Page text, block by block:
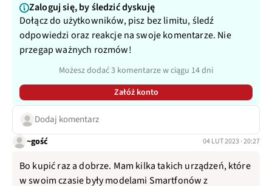
Zaloguj się, by śledzić dyskuję
Dołącz do użytkowników, pisz bez limitu, śledź
odpowiedzi oraz reakcje na swoje komentarze. Nie
przegap ważnych rozmów!
Możesz dodać 3 komentarze w ciągu 14 dni
Załóż konto
Dodaj komentarz
~gość 04 LUT 2023 · 20:27
Bo kupić raz a dobrze. Mam kilka takich urządzeń, które
w swoim czasie były modelami Smartfonów z